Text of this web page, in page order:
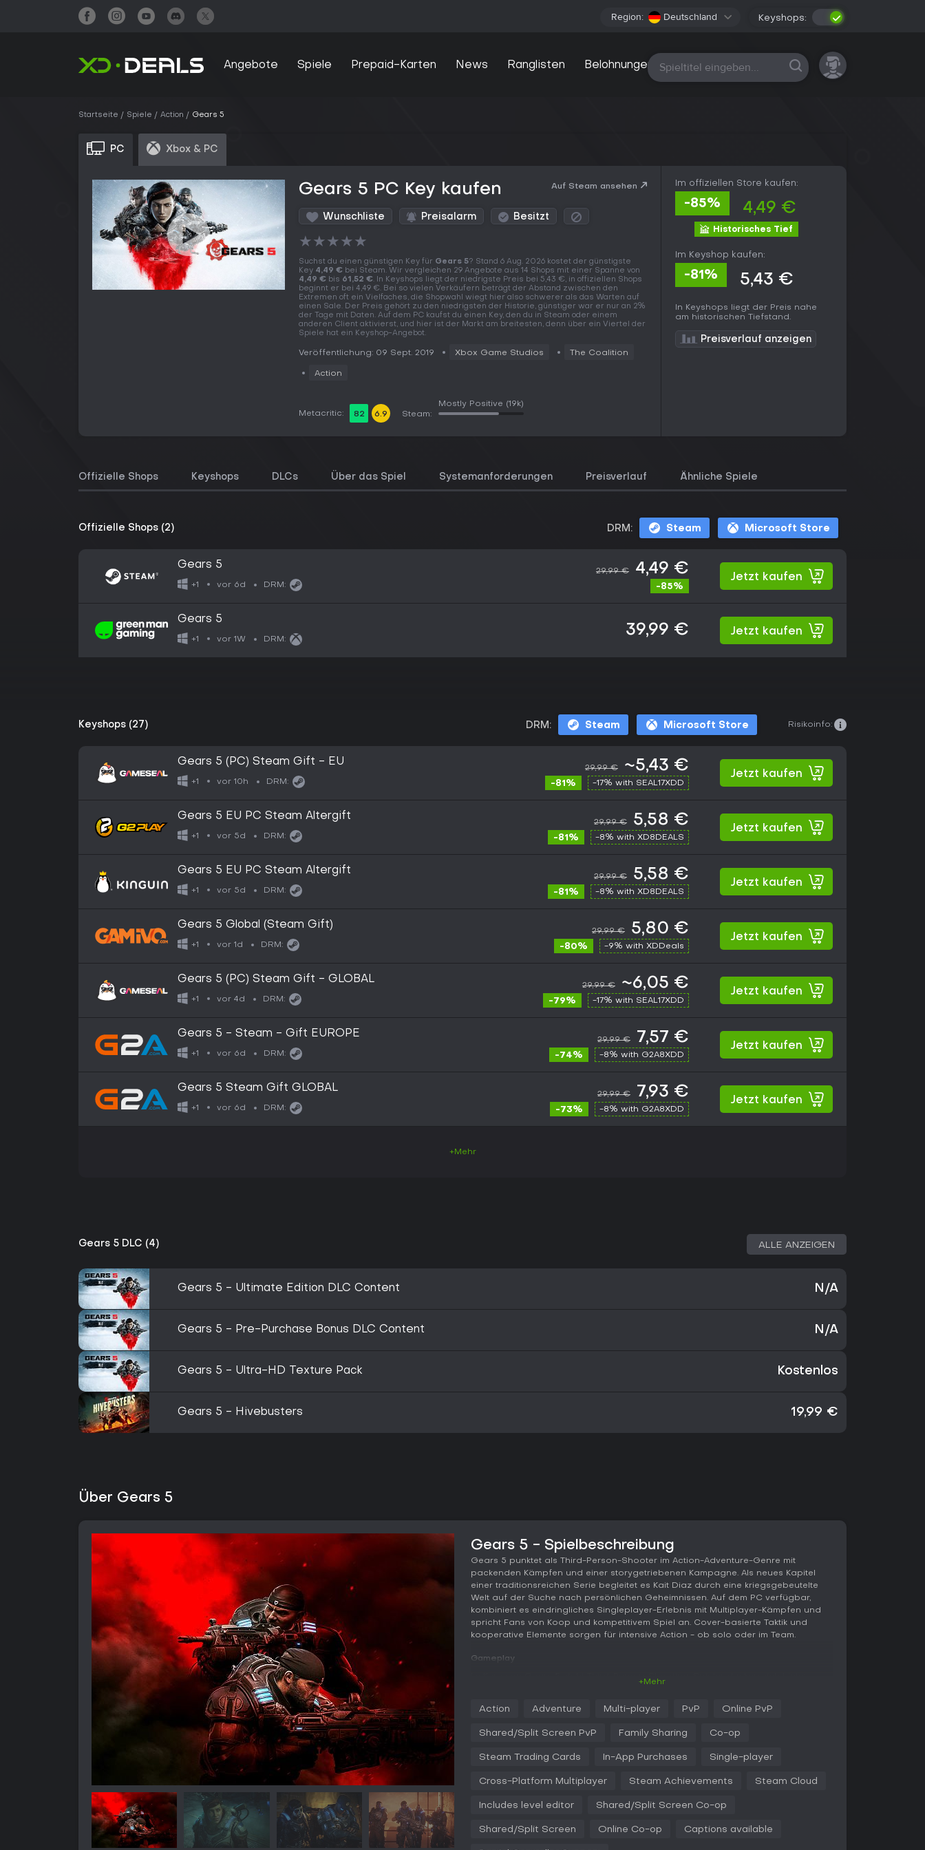
Region: Deutschland Keyshops:
Angebote Spiele Prepaid-Karten News Ranglisten Belohnungen Alle Plattformen
Startseite Spiele Action Gears 5
PC Xbox & PC
Gears 5 PC Key kaufen Auf Steam ansehen
Wunschliste Preisalarm Besitzt
★★★★★
Suchst du einen günstigen Key für Gears 5? Stand 6 Aug. 2026 kostet der günstigste
Key 4,49 € bei Steam. Wir vergleichen 29 Angebote aus 14 Shops mit einer Spanne von
4,49 € bis 61,52 €. In Keyshops liegt der niedrigste Preis bei 5,43 €, in offiziellen Shops
beginnt er bei 4,49 €. Bei so vielen Verkäufern beträgt der Abstand zwischen den
Extremen oft ein Vielfaches, die Shopwahl wiegt hier also schwerer als das Warten auf
einen Sale. Der Preis gehört zu den niedrigsten der Historie, günstiger war er nur an 2%
der Tage mit Daten. Auf dem PC kaufst du einen Key, den du in Steam oder einem
anderen Client aktivierst, und hier ist der Markt am breitesten, denn über ein Viertel der
Spiele hat ein Keyshop-Angebot.
Veröffentlichung: 09 Sept. 2019 Xbox Game Studios The Coalition
Action
Metacritic: 82 6.9 Steam:
Mostly Positive (19k)
Im offiziellen Store kaufen:
-85% 4,49 €
Historisches Tief
Im Keyshop kaufen:
-81% 5,43 €
In Keyshops liegt der Preis nahe
am historischen Tiefstand.
Preisverlauf anzeigen
Offizielle Shops Keyshops DLCs Über das Spiel Systemanforderungen Preisverlauf Ähnliche Spiele
Offizielle Shops (2) DRM: Steam Microsoft Store
Gears 5
+1 vor 6d DRM:
29,99 € 4,49 €
-85%
Jetzt kaufen
Gears 5
+1 vor 1W DRM:
39,99 € Jetzt kaufen
Keyshops (27) DRM: Steam Microsoft Store Risikoinfo:
Gears 5 (PC) Steam Gift - EU
+1 vor 10h DRM:
29,99 € ~5,43 €
-81% -17% with SEAL17XDD
Jetzt kaufen
Gears 5 EU PC Steam Altergift
+1 vor 5d DRM:
29,99 € 5,58 €
-81% -8% with XD8DEALS
Jetzt kaufen
Gears 5 EU PC Steam Altergift
+1 vor 5d DRM:
29,99 € 5,58 €
-81% -8% with XD8DEALS
Jetzt kaufen
Gears 5 Global (Steam Gift)
+1 vor 1d DRM:
29,99 € 5,80 €
-80% -9% with XDDeals
Jetzt kaufen
Gears 5 (PC) Steam Gift - GLOBAL
+1 vor 4d DRM:
29,99 € ~6,05 €
-79% -17% with SEAL17XDD
Jetzt kaufen
Gears 5 - Steam - Gift EUROPE
+1 vor 6d DRM:
29,99 € 7,57 €
-74% -8% with G2A8XDD
Jetzt kaufen
Gears 5 Steam Gift GLOBAL
+1 vor 6d DRM:
29,99 € 7,93 €
-73% -8% with G2A8XDD
Jetzt kaufen
+Mehr
Gears 5 DLC (4) ALLE ANZEIGEN
Gears 5 - Ultimate Edition DLC Content N/A
Gears 5 - Pre-Purchase Bonus DLC Content N/A
Gears 5 - Ultra-HD Texture Pack Kostenlos
Gears 5 - Hivebusters 19,99 €
Über Gears 5
Gears 5 - Spielbeschreibung
Gears 5 punktet als Third-Person-Shooter im Action-Adventure-Genre mit
packenden Kämpfen und einer storygetriebenen Kampagne. Als neues Kapitel
einer traditionsreichen Serie begleitet es Kait Diaz durch eine kriegsgebeutelte
Welt auf der Suche nach persönlichen Geheimnissen. Auf dem PC verfügbar,
kombiniert es eindringliches Singleplayer-Erlebnis mit Multiplayer-Kämpfen und
spricht Fans von Koop und kompetitivem Spiel an. Cover-basierte Taktik und
kooperative Elemente sorgen für intensive Action - ob solo oder im Team.
Gameplay
oder schnelleren Nachladungen. Steuerbare Charaktere bringen einzigartige
Lancer-Sturmgewehr mit Kettensäge für Nahkämpfe anpassen.
Die Kampagne lädt zur Erkundung größerer Areale ein, wo Entscheidungen den
Umgebungsinteraktionen wie explosive Objekte. Accessibility-Optionen wie
Spielmodi
+Mehr
Action Adventure Multi-player PvP Online PvP
Shared/Split Screen PvP Family Sharing Co-op
Steam Trading Cards In-App Purchases Single-player
Cross-Platform Multiplayer Steam Achievements Steam Cloud
Includes level editor Shared/Split Screen Co-op
Shared/Split Screen Online Co-op Captions available